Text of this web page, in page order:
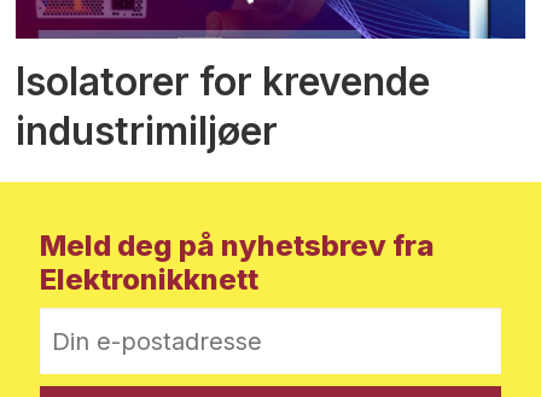
Isolatorer for krevende
industrimiljøer
Meld deg på nyhetsbrev fra
Elektronikknett